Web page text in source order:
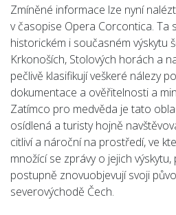
Zmíněné informace lze nyní
v časopise Opera Corcontica. Ta
historickém i současném výskytu
Krkonoších, Stolových horách a
pečlivě klasifikují veškeré nálezy
dokumentace a ověřitelnosti a
Zatímco pro medvěda je tato
osídlená a turisty hojně
citliví a nároční na prostředí, ve
množící se zprávy o jejich
postupně znovuobjevují svoji
severovýchodě Čech.